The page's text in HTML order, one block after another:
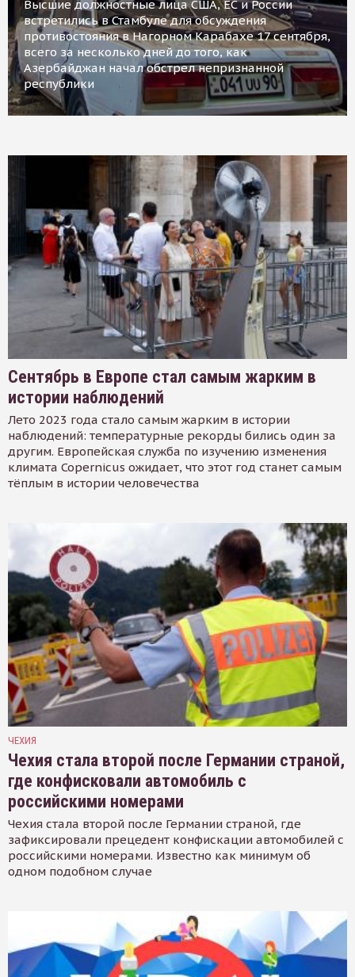
Высшие должностные лица США, ЕС и России
встретились в Стамбуле для обсуждения
противостояния в Нагорном Карабахе 17 сентября,
всего за несколько дней до того, как
Азербайджан начал обстрел непризнанной
республики
Сентябрь в Европе стал самым жарким в
истории наблюдений
Лето 2023 года стало самым жарким в истории
наблюдений: температурные рекорды бились один за
другим. Европейская служба по изучению изменения
климата Copernicus ожидает, что этот год станет самым
тёплым в истории человечества
ЧЕХИЯ
Чехия стала второй после Германии страной,
где конфисковали автомобиль с
российскими номерами
Чехия стала второй после Германии страной, где
зафиксировали прецедент конфискации автомобилей с
российскими номерами. Известно как минимум об
одном подобном случае